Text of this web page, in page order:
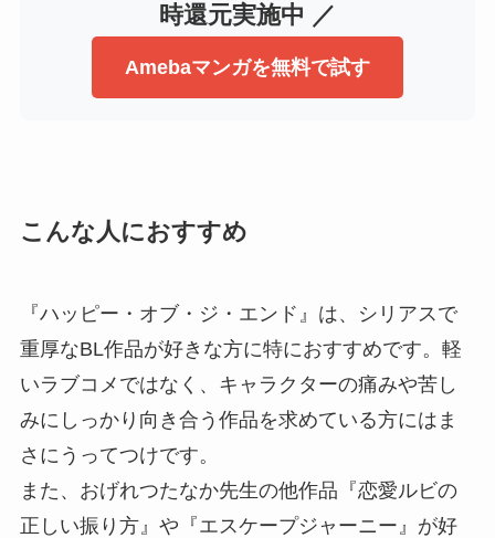
時還元実施中 ／
Amebaマンガを無料で試す
こんな人におすすめ
『ハッピー・オブ・ジ・エンド』は、シリアスで
重厚なBL作品が好きな方に特におすすめです。軽
いラブコメではなく、キャラクターの痛みや苦し
みにしっかり向き合う作品を求めている方にはま
さにうってつけです。
また、おげれつたなか先生の他作品『恋愛ルビの
正しい振り方』や『エスケープジャーニー』が好